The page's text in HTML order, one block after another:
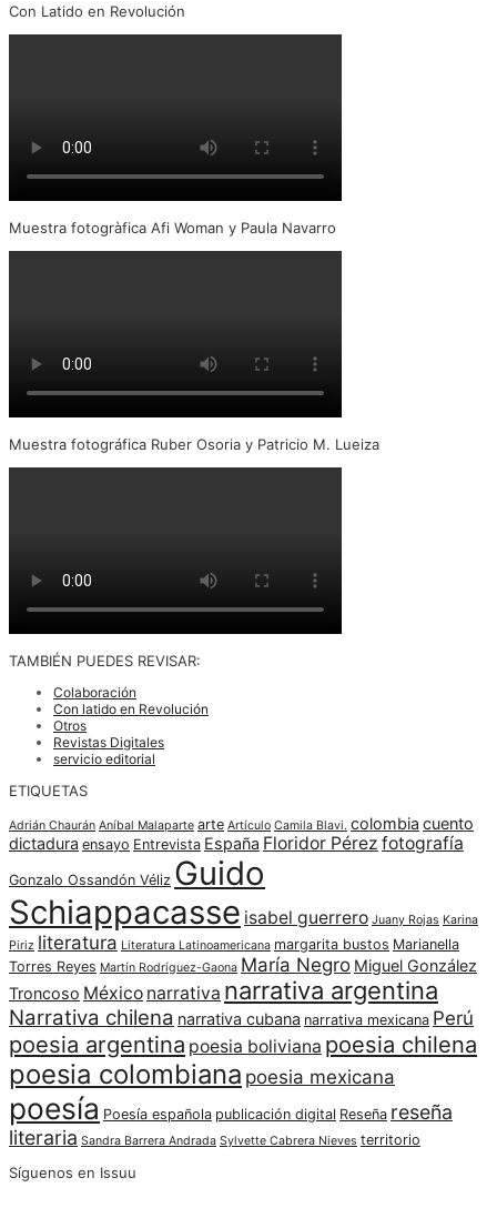
Con Latido en Revolución
Muestra fotogràfica Afi Woman y Paula Navarro
Muestra fotográfica Ruber Osoria y Patricio M. Lueiza
TAMBIÉN PUEDES REVISAR:
Colaboración
Con latido en Revolución
Otros
Revistas Digitales
servicio editorial
ETIQUETAS
Adrián Chaurán Aníbal Malaparte arte Artículo Camila Blavi. colombia cuento
dictadura ensayo Entrevista España Floridor Pérez fotografía
Gonzalo Ossandón Véliz Guido
Schiappacasse isabel guerrero Juany Rojas Karina
Piriz literatura Literatura Latinoamericana margarita bustos Marianella
Torres Reyes Martín Rodríguez-Gaona María Negro Miguel González
Troncoso México narrativa narrativa argentina
Narrativa chilena narrativa cubana narrativa mexicana Perú
poesia argentina poesia boliviana poesia chilena
poesia colombiana poesia mexicana
poesía Poesía española publicación digital Reseña reseña
literaria Sandra Barrera Andrada Sylvette Cabrera Nieves territorio
Síguenos en Issuu